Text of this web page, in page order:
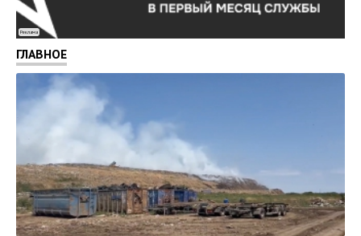
Реклама
ГЛАВНОЕ